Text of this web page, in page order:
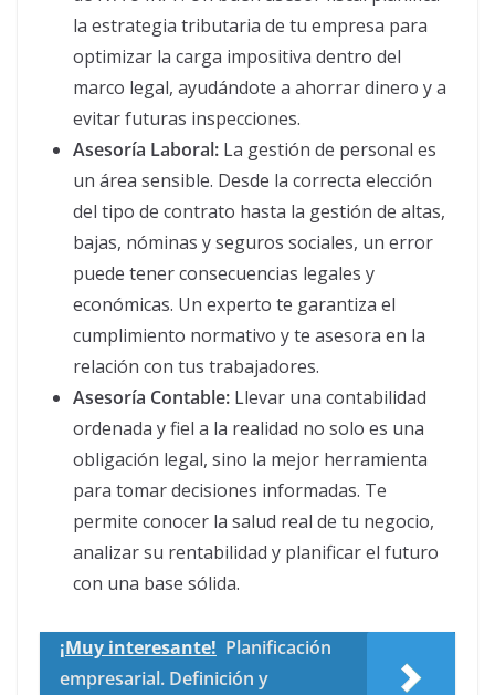
la estrategia tributaria de tu empresa para
optimizar la carga impositiva dentro del
marco legal, ayudándote a ahorrar dinero y a
evitar futuras inspecciones.
Asesoría Laboral: La gestión de personal es
un área sensible. Desde la correcta elección
del tipo de contrato hasta la gestión de altas,
bajas, nóminas y seguros sociales, un error
puede tener consecuencias legales y
económicas. Un experto te garantiza el
cumplimiento normativo y te asesora en la
relación con tus trabajadores.
Asesoría Contable: Llevar una contabilidad
ordenada y fiel a la realidad no solo es una
obligación legal, sino la mejor herramienta
para tomar decisiones informadas. Te
permite conocer la salud real de tu negocio,
analizar su rentabilidad y planificar el futuro
con una base sólida.
¡Muy interesante! Planificación
empresarial. Definición y